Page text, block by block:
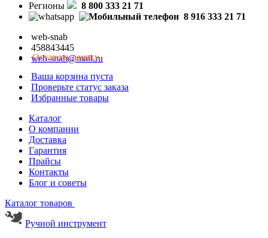
Регионы
8 800 333 21 71
8 916 333 21 71
web-snab
458843445
web-snab@mail.ru
Оставить заявку
Ваша корзина пуста
Проверьте статус заказа
Избранные товары
Каталог
О компании
Доставка
Гарантия
Прайсы
Контакты
Блог и советы
Каталог товаров
Ручной инструмент